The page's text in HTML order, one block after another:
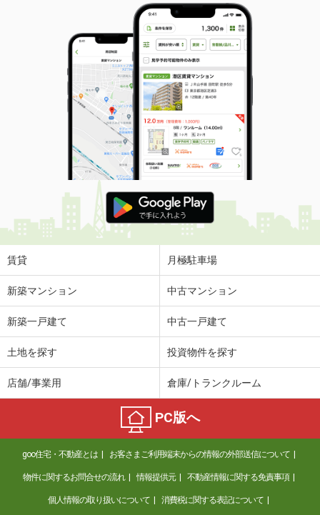
賃貸 月極駐車場
新築マンション 中古マンション
新築一戸建て 中古一戸建て
土地を探す 投資物件を探す
店舗/事業用 倉庫/トランクルーム
PC版へ
goo住宅・不動産とは お客さまご利用端末からの情報の外部送信について
物件に関するお問合せの流れ 情報提供元 不動産情報に関する免責事項
個人情報の取り扱いについて 消費税に関する表記について